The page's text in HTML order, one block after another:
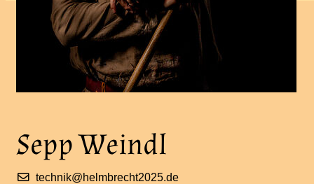
Sepp Weindl
technik@helmbrecht2025.de